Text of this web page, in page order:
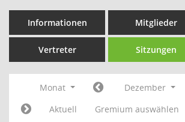
Informationen Mitglieder
Vertreter Sitzungen
Monat Dezember
Aktuell
Gremium auswählen